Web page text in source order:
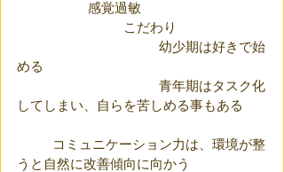
		感覚過敏
			こだわり
める
してしまい、自らを苦しめる事もある
うと自然に改善傾向に向かう